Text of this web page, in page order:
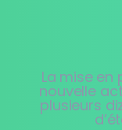
La mise
nouvelle
plusieurs